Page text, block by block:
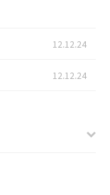
12.12.24
12.12.24